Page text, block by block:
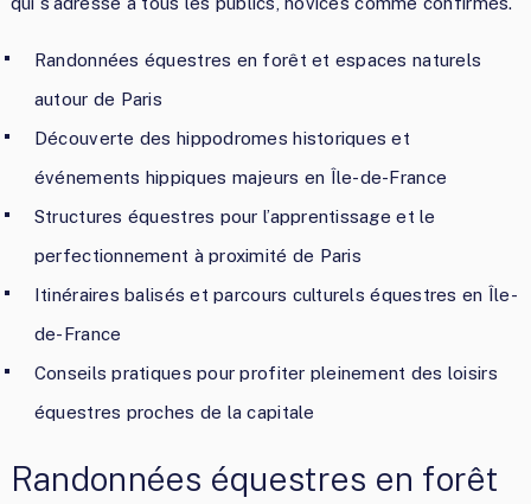
Randonnées équestres en forêt et espaces naturels
autour de Paris
Découverte des hippodromes historiques et
événements hippiques majeurs en Île-de-France
Structures équestres pour l’apprentissage et le
perfectionnement à proximité de Paris
Itinéraires balisés et parcours culturels équestres en Île-
de-France
Conseils pratiques pour profiter pleinement des loisirs
équestres proches de la capitale
Randonnées équestres en forêt